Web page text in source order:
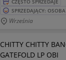
CZĘSTO SPRZEDAJE
SPRZEDAJĄCY:
Września
CHITTY CHITTY
GATEFOLD LP OBI